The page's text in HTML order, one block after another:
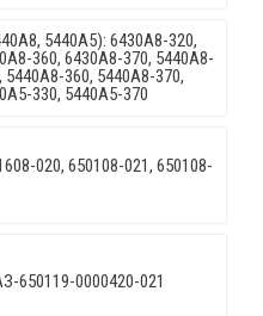
5440A5): 6430A8-320,
360, 6430A8-370, 5440A8-
5440A8-360, 5440A8-370,
330, 5440A5-370
020, 650108-021, 650108-
650119-0000420-021